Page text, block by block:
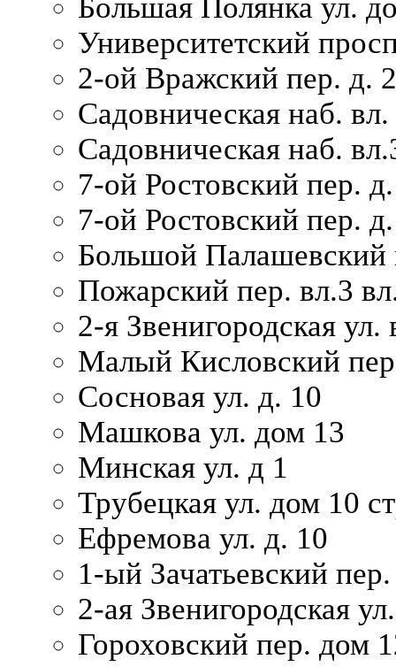
Большая Полянка ул.
Университетский
2-ой Вражский пер. д. 2
Садовническая наб.
Садовническая наб.
7-ой Ростовский пер.
7-ой Ростовский пер.
Большой Палашевский
Пожарский пер. вл.3
2-я Звенигородская ул.
Малый Кисловский
Сосновая ул. д. 10
Машкова ул. дом 13
Минская ул. д 1
Трубецкая ул. дом 10
Ефремова ул. д. 10
1-ый Зачатьевский
2-ая Звенигородская
Гороховский пер. дом